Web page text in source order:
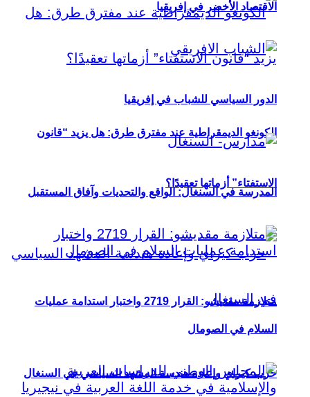
الكونغو الديمقراطية عند مفترق طرق: هل يزيد “قانون
الاستفتاء” أزماتها تعقيدًا؟
حزب كيراي وإعادة هندسة المشهد السياسي في السنغال
الاقتصاد الأخضر في إفريقيا
الدور السياسي للشباب في إفريقيا
المدرسة في السنغال: الواقع والتحديات وآفاق المستقبل
متلازمة مقديشو: القرار 2719 واختبار استدامة عمليات
السلام في الصومال